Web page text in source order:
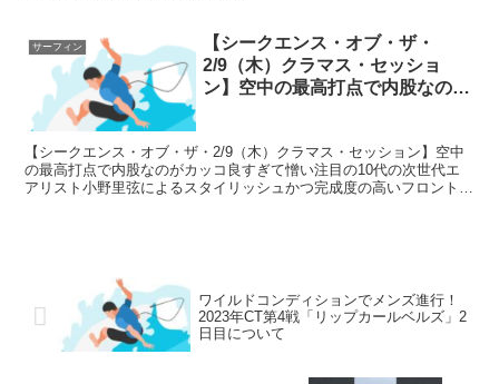
サーフィン
【シークエンス・オブ・ザ・
2/9（木）クラマス・セッショ
ン】空中の最高打点で内股なのが
スタイリッシュかつ完成度の高い
フロントサイド・エアリバースに
ついて
【シークエンス・オブ・ザ・2/9（木）クラマス・セッション】空中
の最高打点で内股なのがカッコ良すぎて憎い注目の10代の次世代エ
アリスト小野里弦によるスタイリッシュかつ完成度の高いフロントサ
ワイルドコンディションでメンズ進行！
2023年CT第4戦「リップカールベルズ」2
日目について